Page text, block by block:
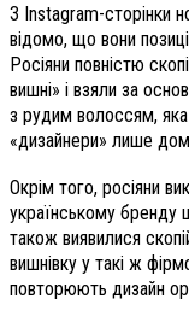
З Instagram-сторінки
відомо, що вони
Росіяни повністю
вишні» і взяли за
з рудим волоссям,
«дизайнери» лише
Окрім того, росіяни
українському бренду
також виявилися
вишнівку у такі ж
повторюють дизайн